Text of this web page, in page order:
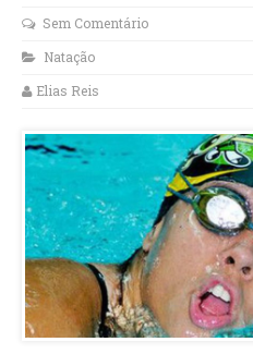
Sem Comentário
Natação
Elias Reis